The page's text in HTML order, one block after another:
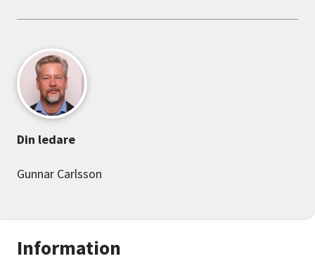
Information
Din ledare
Gunnar Carlsson